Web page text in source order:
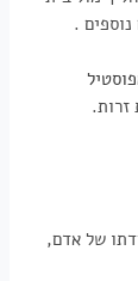
.
זרות.
של אדם,